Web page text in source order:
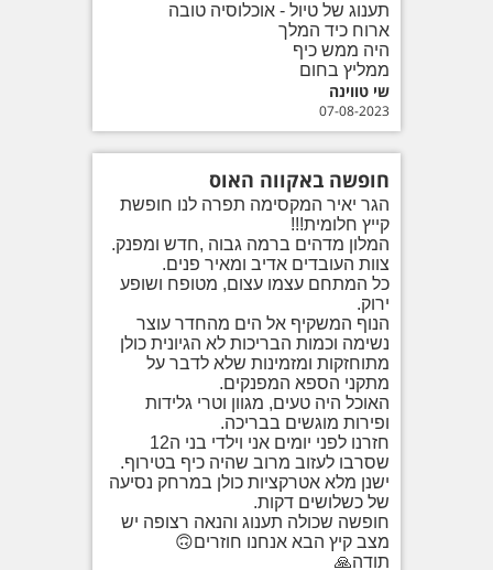
תענוג של טיול - אוכלוסיה טובה
ארוח כיד המלך
היה ממש כיף
ממליץ בחום
שי טווינה
07-08-2023
חופשה באקווה האוס
הגר יאיר המקסימה תפרה לנו חופשת
קייץ חלומית!!!
המלון מדהים ברמה גבוה ,חדש ומפנק.
צוות העובדים אדיב ומאיר פנים.
כל המתחם עצמו עצום, מטופח ושופע
ירוק.
הנוף המשקיף אל הים מהחדר עוצר
נשימה וכמות הבריכות לא הגיונית כולן
מתוחזקות ומזמינות שלא לדבר על
מתקני הספא המפנקים.
האוכל היה טעים, מגוון וטרי גלידות
ופירות מוגשים בבריכה.
חזרנו לפני יומים אני וילדי בני ה12
שסרבו לעזוב מרוב שהיה כיף בטירוף.
ישנן מלא אטרקציות כולן במרחק נסיעה
של כשלושים דקות.
חופשה שכולה תענוג והנאה רצופה יש
מצב קיץ הבא אנחנו חוזרים🙃
תודה🙏